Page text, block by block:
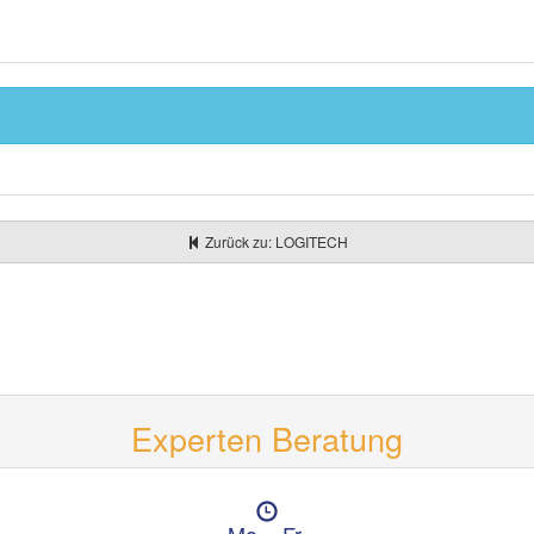
Zurück zu: LOGITECH
Experten Beratung
Ö